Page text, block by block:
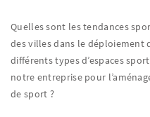
Quelles sont les tendances
des villes dans le déploiement
différents types d’espaces
notre entreprise pour
de sport ?